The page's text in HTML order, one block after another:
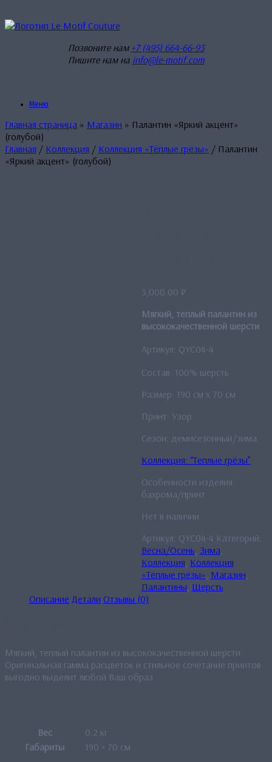
к
Позвоните нам +7 (495) 664-66-93
Пишите нам на info@le-motif.com
Меню
Главная страница » Магазин » Палантин «Яркий акцент»
(голубой)
Главная / Коллекция / Коллекция «Тёплые грёзы» / Палантин
«Яркий акцент» (голубой)
3,000.00 ₽
Мягкий, теплый палантин из
высококачественной шерсти
Артикул: QYC04-4
Состав: 100% шерсть
Размер: 190 см x 70 см
Принт: Узор
Сезон: демисезонный/зима
Коллекция: “Теплые грёзы”
Особенности изделия:
бахрома/принт
Нет в наличии
Артикул: QYC04-4 Категорий:
Весна/Осень Зима
Коллекция Коллекция
«Тёплые грёзы» Магазин
Палантины Шерсть
Описание Детали Отзывы (0)
Мягкий, теплый палантин из высококачественной шерсти.
Оригинальная гамма расцветок и стильное сочетание принтов
выгодно выделит любой Ваш образ.
Вес
0.2 кг
Габариты
190 × 70 см